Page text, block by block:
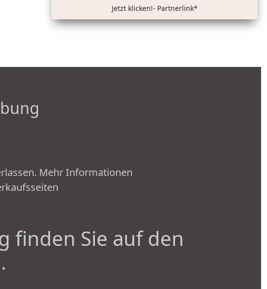
Jetzt klicken!- Partnerlink*
Mehr Informationen
finden Sie auf den